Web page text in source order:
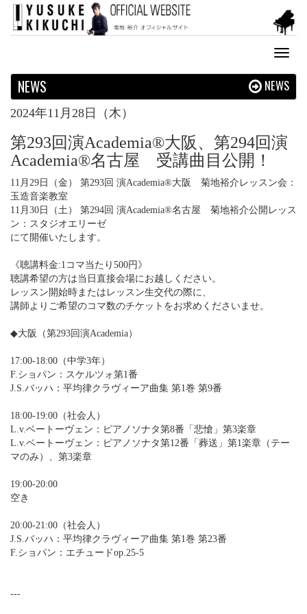
Toggle
NEWS NEWS
2024年11月28日（木）
第293回演Academia®大阪、第294回演
Academia®名古屋 受講曲目公開！
11月29日（金） 第293回 演Academia®大阪 菊地裕介レッスン会：
玉造音楽教室
11月30日（土） 第294回 演Academia®名古屋 菊地裕介公開レッス
ン：スタジオエリーゼ
にて開催いたします。
《聴講料金:1コマ当たり500円》
聴講希望の方は当日直接会場にお越しください。
レッスン開始時またはレッスン生交代の際に、
講師よりご希望のコマ数のチケットをお求めくださいませ。
◆大阪（第293回演Academia）
17:00-18:00（中学3年）
F.ショパン：スケルツォ第1番
J.S.バッハ：平均律クラヴィーア曲集 第1巻 第9番
18:00-19:00（社会人）
L.v.ベートーヴェン：ピアノソナタ第8番「悲愴」第3楽章
L.v.ベートーヴェン：ピアノソナタ第12番「葬送」第1楽章（テー
マのみ）、第3楽章
19:00-20:00
空き
20:00-21:00（社会人）
J.S.バッハ：平均律クラヴィーア曲集 第1巻 第23番
F.ショパン：エチュードop.25-5
---